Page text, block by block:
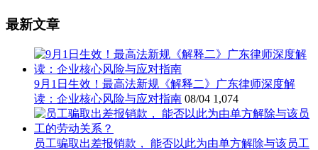
最新文章
9月1日生效！最高法新规《解释二》广东律师深度解
读：企业核心风险与应对指南 08/04 1,074
员工骗取出差报销款， 能否以此为由单方解除与该员工